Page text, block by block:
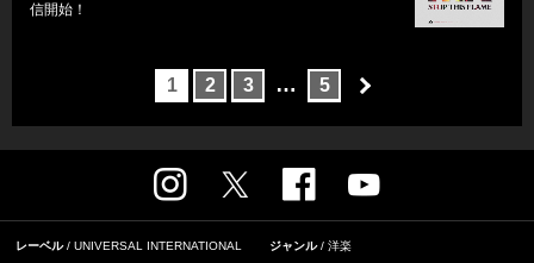
信開始！
1 2 3 … 5
レーベル UNIVERSAL INTERNATIONAL ジャンル 洋楽